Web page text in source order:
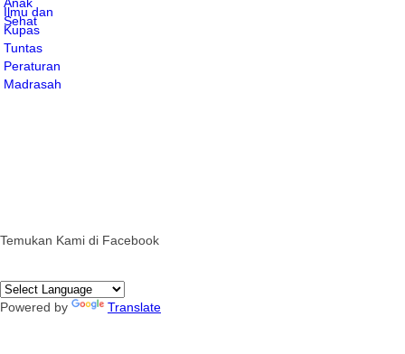
Temukan Kami di Facebook
Powered by Translate